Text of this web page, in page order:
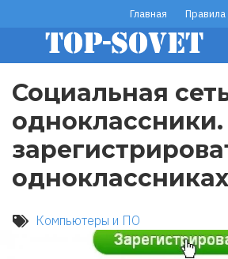
основному
содержанию
footer
menu
Главная Правила
Социальная
Компьютеры и ПО